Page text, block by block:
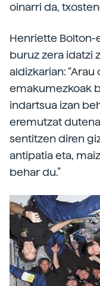
oinarri da,
Henriette Bolton-
buruz zera idatzi
aldizkarian:
emakumezkoak
indartsua izan
eremutzat
sentitzen diren
antipatia eta,
behar du.”